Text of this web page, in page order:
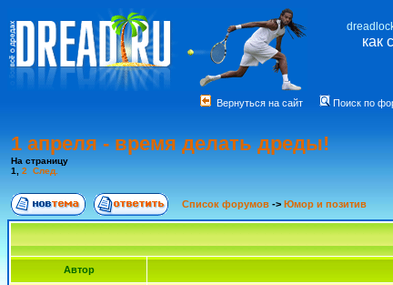
как
Вернуться на сайт Поиск по
1 апреля - время делать дреды!
На страницу
1
2 След.
Список форумов -> Юмор и позитив
Автор